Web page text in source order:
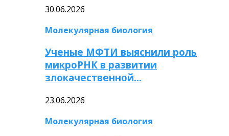
30.06.2026
Молекулярная биология
Ученые МФТИ выяснили роль
микроРНК в развитии
злокачественной…
23.06.2026
Молекулярная биология